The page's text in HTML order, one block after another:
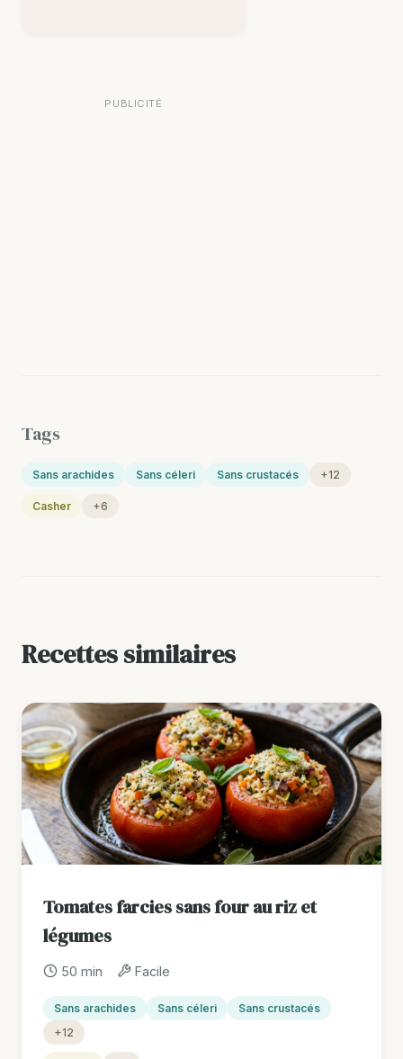
PUBLICITÉ
Tags
Sans arachides Sans céleri Sans crustacés +12
Casher +6
Recettes similaires
Tomates farcies sans four au riz et
légumes
50 min Facile
Sans arachides Sans céleri
Sans crustacés
+12